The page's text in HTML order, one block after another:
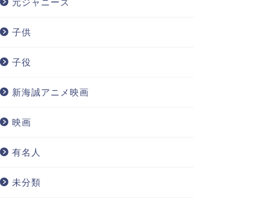
子供
子役
新海誠アニメ映画
映画
有名人
未分類